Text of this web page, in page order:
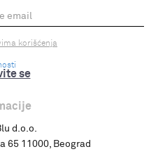
se
korišćenja
d.o.o.
65 11000, Beograd